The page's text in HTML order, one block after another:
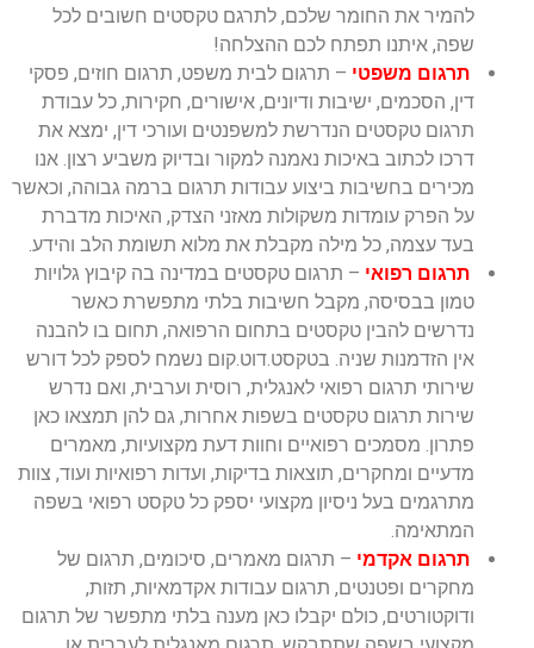
להמיר את החומר שלכם, לתרגם טקסטים חשובים לכל
שפה, איתנו תפתח לכם ההצלחה!
תרגום משפטי – תרגום לבית משפט, תרגום חוזים, פסקי
דין, הסכמים, ישיבות ודיונים, אישורים, חקירות, כל עבודת
תרגום טקסטים הנדרשת למשפנטים ועורכי דין, ימצא את
דרכו לכתוב באיכות נאמנה למקור ובדיוק משביע רצון. אנו
מכירים בחשיבות ביצוע עבודות תרגום ברמה גבוהה, וכאשר
על הפרק עומדות משקולות מאזני הצדק, האיכות מדברת
בעד עצמה, כל מילה מקבלת את מלוא תשומת הלב והידע.
תרגום רפואי – תרגום טקסטים במדינה בה קיבוץ גלויות
טמון בבסיסה, מקבל חשיבות בלתי מתפשרת כאשר
נדרשים להבין טקסטים בתחום הרפואה, תחום בו להבנה
אין הזדמנות שניה. בטקסט.דוט.קום נשמח לספק לכל דורש
שירותי תרגום רפואי לאנגלית, רוסית וערבית, ואם נדרש
שירות תרגום טקסטים בשפות אחרות, גם להן תמצאו כאן
פתרון. מסמכים רפואיים וחוות דעת מקצועיות, מאמרים
מדעיים ומחקרים, תוצאות בדיקות, ועדות רפואיות ועוד, צוות
מתרגמים בעל ניסיון מקצועי יספק כל טקסט רפואי בשפה
המתאימה.
תרגום אקדמי – תרגום מאמרים, סיכומים, תרגום של
מחקרים ופטנטים, תרגום עבודות אקדמאיות, תזות,
ודוקטורטים, כולם יקבלו כאן מענה בלתי מתפשר של תרגום